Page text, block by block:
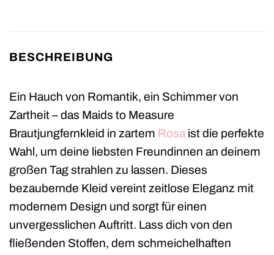
BESCHREIBUNG
Ein Hauch von Romantik, ein Schimmer von
Zartheit – das Maids to Measure
Brautjungfernkleid in zartem Rosa ist die perfekte
Wahl, um deine liebsten Freundinnen an deinem
großen Tag strahlen zu lassen. Dieses
bezaubernde Kleid vereint zeitlose Eleganz mit
modernem Design und sorgt für einen
unvergesslichen Auftritt. Lass dich von den
fließenden Stoffen, dem schmeichelhaften